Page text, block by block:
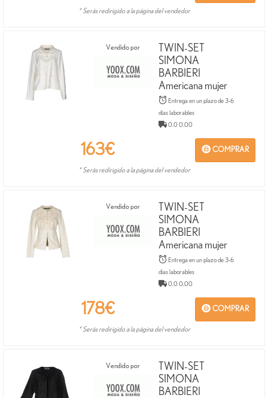
* Serás redirigido a la página del vendedor
Vendido por
TWIN-SET
SIMONA
BARBIERI
Americana mujer
Entrega en un plazo de 3-6
días laborables
0.0 0.00
COMPRAR
163€
* Serás redirigido a la página del vendedor
Vendido por
TWIN-SET
SIMONA
BARBIERI
Americana mujer
Entrega en un plazo de 3-6
días laborables
0.0 0.00
COMPRAR
178€
* Serás redirigido a la página del vendedor
Vendido por
TWIN-SET
SIMONA
BARBIERI